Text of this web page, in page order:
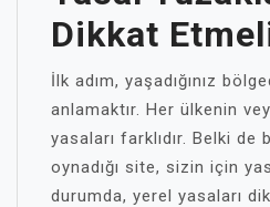
Dikkat
İlk adım, yaşadığınız
anlamaktır. Her ülkenin
yasaları farklıdır. Belki de
oynadığı site, sizin için
durumda, yerel yasaları